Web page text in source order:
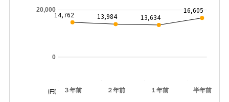
３年前 ２年前 １年前 半年前
0
20,000
14,762 13,984 13,634
16,605
(円)